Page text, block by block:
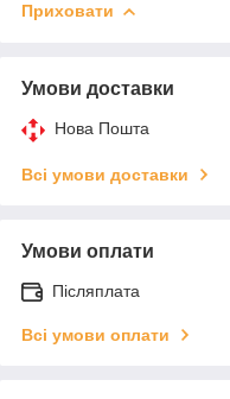
Приховати
Умови доставки
Нова Пошта
Всі умови доставки
Умови оплати
Післяплата
Всі умови оплати